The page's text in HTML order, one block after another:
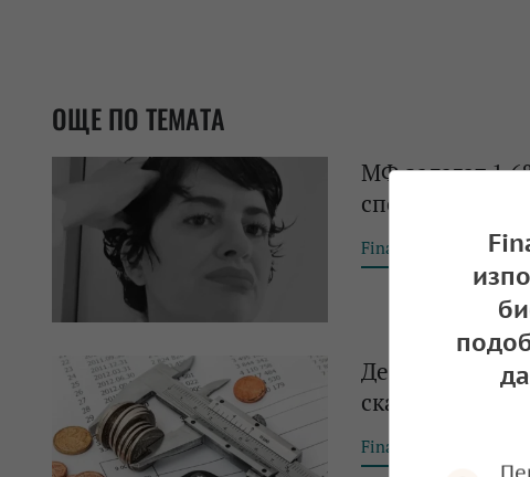
ОЩЕ ПО ТЕМАТА
МФ залагат
според БНБ
Financial Tribune
Дефицитът в
скача на 15,9
Financial Tribune